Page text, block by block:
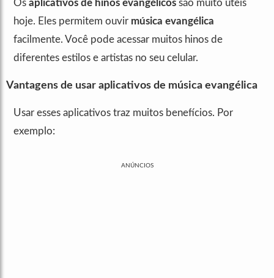
Os aplicativos de hinos evangélicos são muito úteis
hoje. Eles permitem ouvir música evangélica
facilmente. Você pode acessar muitos hinos de
diferentes estilos e artistas no seu celular.
Vantagens de usar aplicativos de música evangélica
Usar esses aplicativos traz muitos benefícios. Por
exemplo:
ANÚNCIOS